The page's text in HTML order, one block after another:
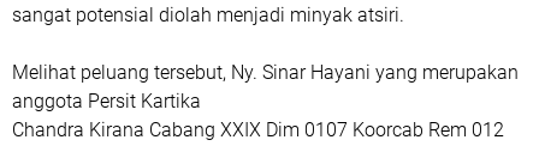
sangat potensial diolah menjadi minyak atsiri.
Melihat peluang tersebut, Ny. Sinar Hayani yang merupakan
anggota Persit Kartika
Chandra Kirana Cabang XXIX Dim 0107 Koorcab Rem 012